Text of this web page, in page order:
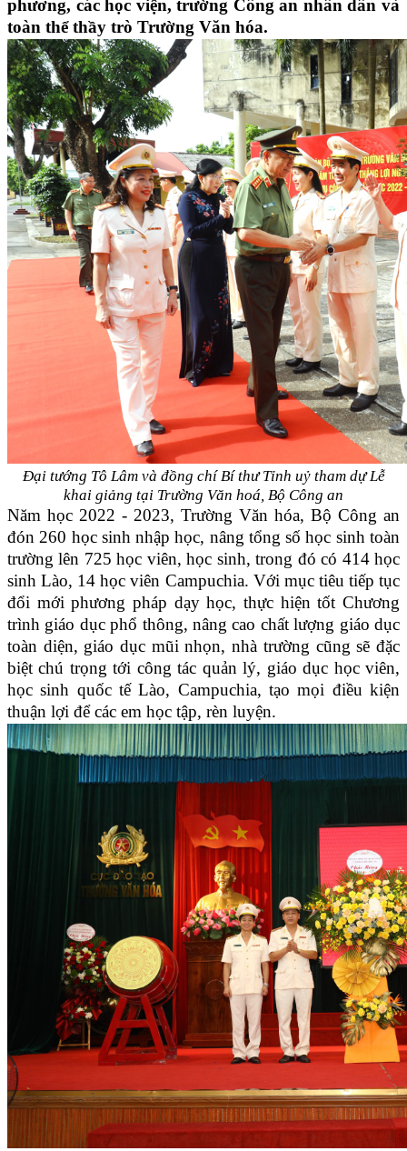
phương, các học viện, trường Công an nhân dân và
toàn thể thầy trò Trường Văn hóa.
Đại tướng Tô Lâm và đồng chí Bí thư Tỉnh uỷ tham dự Lễ
khai giảng tại Trường Văn hoá, Bộ Công an
Năm học 2022 - 2023, Trường Văn hóa, Bộ Công an
đón 260 học sinh nhập học, nâng tổng số học sinh toàn
trường lên 725 học viên, học sinh, trong đó có 414 học
sinh Lào, 14 học viên Campuchia. Với mục tiêu tiếp tục
đổi mới phương pháp dạy học, thực hiện tốt Chương
trình giáo dục phổ thông, nâng cao chất lượng giáo dục
toàn diện, giáo dục mũi nhọn, nhà trường cũng sẽ đặc
biệt chú trọng tới công tác quản lý, giáo dục học viên,
học sinh quốc tế Lào, Campuchia, tạo mọi điều kiện
thuận lợi để các em học tập, rèn luyện.